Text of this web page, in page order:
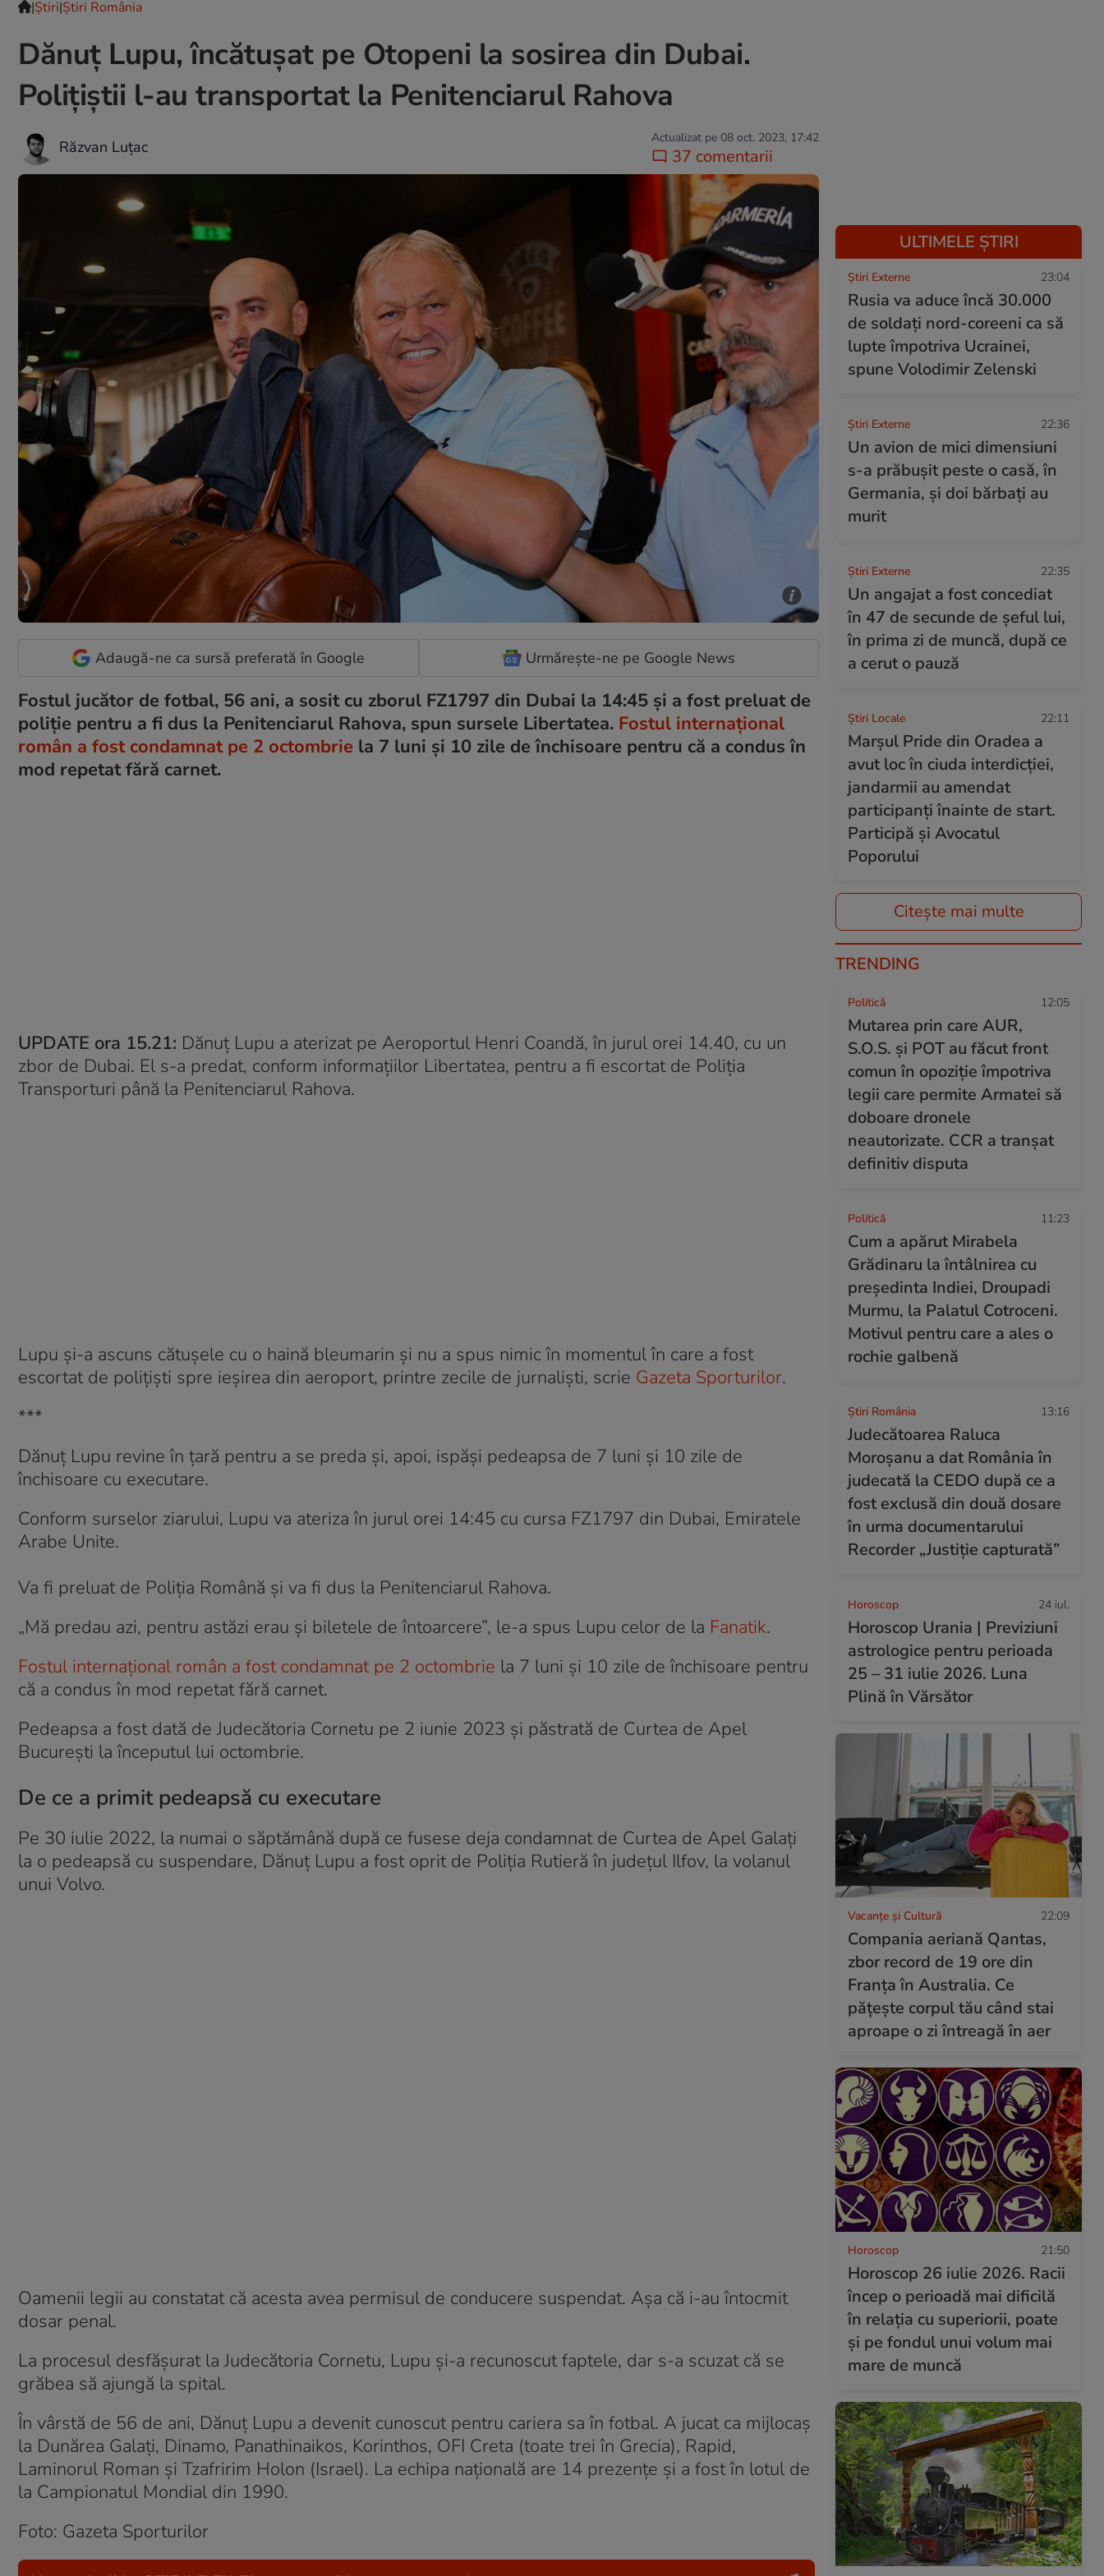
|Ştiri|Știri România
Dănuț Lupu, încătușat pe Otopeni la sosirea din Dubai.
Polițiștii l-au transportat la Penitenciarul Rahova
Răzvan Luțac Actualizat pe 08 oct. 2023, 17:42
37 comentarii
Adaugă-ne ca sursă preferată în Google Urmărește-ne pe Google News
Fostul jucător de fotbal, 56 ani, a sosit cu zborul FZ1797 din Dubai la 14:45 și a fost preluat de
poliție pentru a fi dus la Penitenciarul Rahova, spun sursele Libertatea. Fostul internațional
român a fost condamnat pe 2 octombrie la 7 luni și 10 zile de închisoare pentru că a condus în
mod repetat fără carnet.
UPDATE ora 15.21: Dănuț Lupu a aterizat pe Aeroportul Henri Coandă, în jurul orei 14.40, cu un
zbor de Dubai. El s-a predat, conform informațiilor Libertatea, pentru a fi escortat de Poliția
Transporturi până la Penitenciarul Rahova.
Lupu și-a ascuns cătușele cu o haină bleumarin și nu a spus nimic în momentul în care a fost
escortat de polițiști spre ieșirea din aeroport, printre zecile de jurnaliști, scrie Gazeta Sporturilor.
***
Dănuț Lupu revine în țară pentru a se preda și, apoi, ispăși pedeapsa de 7 luni și 10 zile de
închisoare cu executare.
Conform surselor ziarului, Lupu va ateriza în jurul orei 14:45 cu cursa FZ1797 din Dubai, Emiratele
Arabe Unite.
Va fi preluat de Poliția Română și va fi dus la Penitenciarul Rahova.
„Mă predau azi, pentru astăzi erau și biletele de întoarcere”, le-a spus Lupu celor de la Fanatik.
Fostul internațional român a fost condamnat pe 2 octombrie la 7 luni și 10 zile de închisoare pentru
că a condus în mod repetat fără carnet.
Pedeapsa a fost dată de Judecătoria Cornetu pe 2 iunie 2023 și păstrată de Curtea de Apel
București la începutul lui octombrie.
De ce a primit pedeapsă cu executare
Pe 30 iulie 2022, la numai o săptămână după ce fusese deja condamnat de Curtea de Apel Galaţi
la o pedeapsă cu suspendare, Dănuţ Lupu a fost oprit de Poliția Rutieră în judeţul Ilfov, la volanul
unui Volvo.
Oamenii legii au constatat că acesta avea permisul de conducere suspendat. Așa că i-au întocmit
dosar penal.
La procesul desfășurat la Judecătoria Cornetu, Lupu și-a recunoscut faptele, dar s-a scuzat că se
grăbea să ajungă la spital.
În vârstă de 56 de ani, Dănuț Lupu a devenit cunoscut pentru cariera sa în fotbal. A jucat ca mijlocaș
la Dunărea Galați, Dinamo, Panathinaikos, Korinthos, OFI Creta (toate trei în Grecia), Rapid,
Laminorul Roman și Tzafririm Holon (Israel). La echipa națională are 14 prezențe și a fost în lotul de
la Campionatul Mondial din 1990.
Foto: Gazeta Sporturilor
ULTIMELE ȘTIRI
Știri Externe 23:04
Rusia va aduce încă 30.000
de soldaţi nord-coreeni ca să
lupte împotriva Ucrainei,
spune Volodimir Zelenski
Știri Externe 22:36
Un avion de mici dimensiuni
s-a prăbușit peste o casă, în
Germania, și doi bărbați au
murit
Știri Externe 22:35
Un angajat a fost concediat
în 47 de secunde de șeful lui,
în prima zi de muncă, după ce
a cerut o pauză
Știri Locale 22:11
Marșul Pride din Oradea a
avut loc în ciuda interdicției,
jandarmii au amendat
participanți înainte de start.
Participă și Avocatul
Poporului
Citește mai multe
TRENDING
Politică 12:05
Mutarea prin care AUR,
S.O.S. și POT au făcut front
comun în opoziție împotriva
legii care permite Armatei să
doboare dronele
neautorizate. CCR a tranșat
definitiv disputa
Politică 11:23
Cum a apărut Mirabela
Grădinaru la întâlnirea cu
președinta Indiei, Droupadi
Murmu, la Palatul Cotroceni.
Motivul pentru care a ales o
rochie galbenă
Știri România 13:16
Judecătoarea Raluca
Moroșanu a dat România în
judecată la CEDO după ce a
fost exclusă din două dosare
în urma documentarului
Recorder „Justiție capturată”
Horoscop 24 iul.
Horoscop Urania | Previziuni
astrologice pentru perioada
25 – 31 iulie 2026. Luna
Plină în Vărsător
Vacanțe și Cultură 22:09
Compania aeriană Qantas,
zbor record de 19 ore din
Franța în Australia. Ce
pățește corpul tău când stai
aproape o zi întreagă în aer
Horoscop 21:50
Horoscop 26 iulie 2026. Racii
încep o perioadă mai dificilă
în relația cu superiorii, poate
și pe fondul unui volum mai
mare de muncă